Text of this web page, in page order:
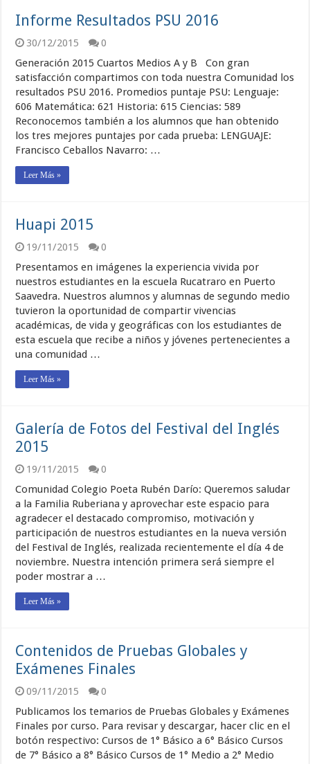
Informe Resultados PSU 2016
30/12/2015
0
Generación 2015 Cuartos Medios A y B Con gran
satisfacción compartimos con toda nuestra Comunidad los
resultados PSU 2016. Promedios puntaje PSU: Lenguaje:
606 Matemática: 621 Historia: 615 Ciencias: 589
Reconocemos también a los alumnos que han obtenido
los tres mejores puntajes por cada prueba: LENGUAJE:
Francisco Ceballos Navarro: …
Leer Más »
Huapi 2015
19/11/2015
0
Presentamos en imágenes la experiencia vivida por
nuestros estudiantes en la escuela Rucatraro en Puerto
Saavedra. Nuestros alumnos y alumnas de segundo medio
tuvieron la oportunidad de compartir vivencias
académicas, de vida y geográficas con los estudiantes de
esta escuela que recibe a niños y jóvenes pertenecientes a
una comunidad …
Leer Más »
Galería de Fotos del Festival del Inglés
2015
19/11/2015
0
Comunidad Colegio Poeta Rubén Darío: Queremos saludar
a la Familia Ruberiana y aprovechar este espacio para
agradecer el destacado compromiso, motivación y
participación de nuestros estudiantes en la nueva versión
del Festival de Inglés, realizada recientemente el día 4 de
noviembre. Nuestra intención primera será siempre el
poder mostrar a …
Leer Más »
Contenidos de Pruebas Globales y
Exámenes Finales
09/11/2015
0
Publicamos los temarios de Pruebas Globales y Exámenes
Finales por curso. Para revisar y descargar, hacer clic en el
botón respectivo: Cursos de 1° Básico a 6° Básico Cursos
de 7° Básico a 8° Básico Cursos de 1° Medio a 2° Medio